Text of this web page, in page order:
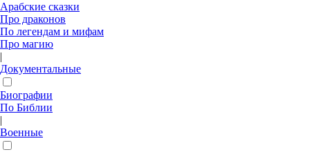
Арабские сказки
Про драконов
По легендам и мифам
Про магию
|
Документальные
Биографии
По Библии
|
Военные